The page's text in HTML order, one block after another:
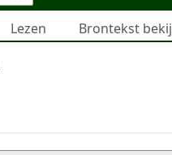
Lezen Brontekst